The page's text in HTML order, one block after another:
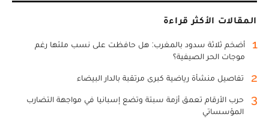
المقالات الأكثر قراءة
1
أضخم ثلاثة سدود بالمغرب: هل حافظت على نسب ملئها رغم
موجات الحر الصيفية؟
2 تفاصيل منشأة رياضية كبرى مرتقبة بالدار البيضاء
3
حرب الأرقام تعمق أزمة سبتة وتضع إسبانيا في مواجهة التضارب
المؤسساتي